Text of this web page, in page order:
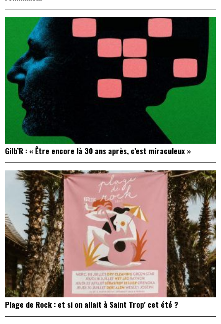
Gilb’R : « Être encore là 30 ans après, c’est miraculeux »
Plage de Rock : et si on allait à Saint Trop’ cet été ?